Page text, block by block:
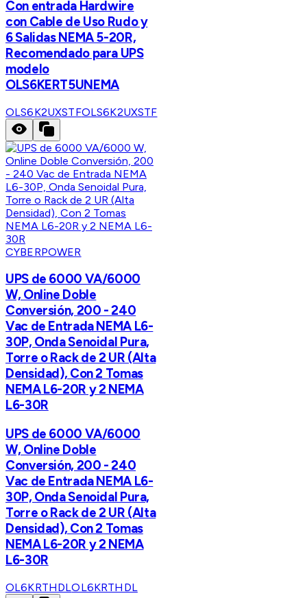
Con entrada Hardwire
con Cable de Uso Rudo y
6 Salidas NEMA 5-20R,
Recomendado para UPS
modelo
OLS6KERT5UNEMA
OLS6K2UXSTFOLS6K2UXSTF
CYBERPOWER
UPS de 6000 VA/6000
W, Online Doble
Conversión, 200 - 240
Vac de Entrada NEMA L6-
30P, Onda Senoidal Pura,
Torre o Rack de 2 UR (Alta
Densidad), Con 2 Tomas
NEMA L6-20R y 2 NEMA
L6-30R
UPS de 6000 VA/6000
W, Online Doble
Conversión, 200 - 240
Vac de Entrada NEMA L6-
30P, Onda Senoidal Pura,
Torre o Rack de 2 UR (Alta
Densidad), Con 2 Tomas
NEMA L6-20R y 2 NEMA
L6-30R
OL6KRTHDLOL6KRTHDL